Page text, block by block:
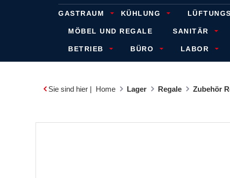
GASTRAUM KÜHLUNG
MÖBEL UND REGALE SANITÄR
BETRIEB BÜRO LABOR
Sie sind hier | Home Lager Regale Zubehör